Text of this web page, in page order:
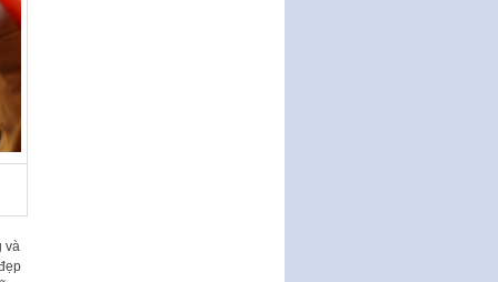
và